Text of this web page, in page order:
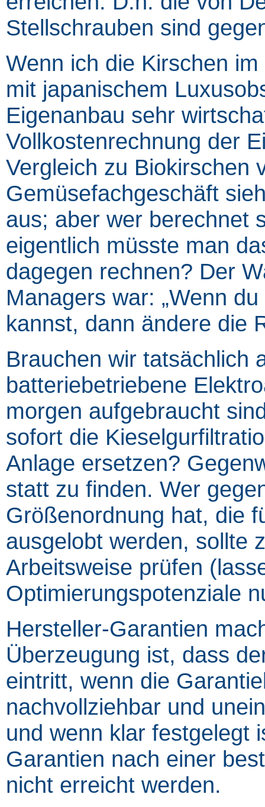
Stellschrauben sind
Wenn ich die Kirschen
mit japanischem
Eigenanbau sehr
Vollkostenrechnung der
Vergleich zu Biokirschen
Gemüsefachgeschäft
aus; aber wer berechnet
eigentlich müsste man
dagegen rechnen? Der
Managers war: „Wenn
kannst, dann ändere die
Brauchen wir tatsächlich
batteriebetriebene
morgen aufgebraucht
sofort die
Anlage ersetzen?
statt zu finden. Wer
Größenordnung hat, die
ausgelobt werden, sollte
Arbeitsweise prüfen
Optimierungspotenziale
Hersteller-Garantien
Überzeugung ist, dass
eintritt, wenn die
nachvollziehbar und
und wenn klar festgelegt
Garantien nach einer
nicht erreicht werden.